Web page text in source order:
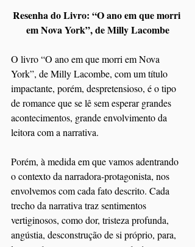
Resenha do Livro: “O ano em que morri
em Nova York”, de Milly Lacombe
O livro “O ano em que morri em Nova
York”, de Milly Lacombe, com um título
impactante, porém, despretensioso, é o tipo
de romance que se lê sem esperar grandes
acontecimentos, grande envolvimento da
leitora com a narrativa.
Porém, à medida em que vamos adentrando
o contexto da narradora-protagonista, nos
envolvemos com cada fato descrito. Cada
trecho da narrativa traz sentimentos
vertiginosos, como dor, tristeza profunda,
angústia, desconstrução de si próprio, para,